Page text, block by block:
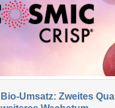
Bio-Umsatz: Zweites